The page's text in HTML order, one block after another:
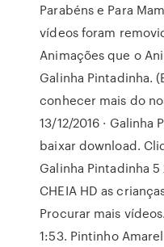
Parabéns e Para
vídeos foram
Animações que o
Galinha Pintadinha.
conhecer mais do
13/12/2016 · Galinha
baixar download.
Galinha Pintadinha
CHEIA HD as
Procurar mais
1:53. Pintinho